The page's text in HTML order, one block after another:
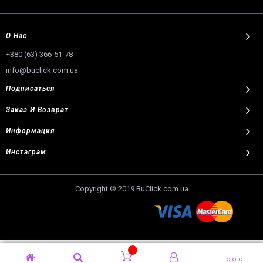
О Нас
+380 (63) 366-51-78
info@buclick.com.ua
Подписаться
Заказ И Возврат
Информация
Инстаграм
Copyright © 2019 BuClick.com.ua